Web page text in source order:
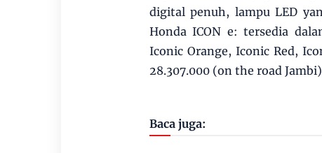
digital penuh, lampu LED
Honda ICON e: tersedia
Iconic Orange, Iconic Red,
28.307.000 (on the road
Baca juga: